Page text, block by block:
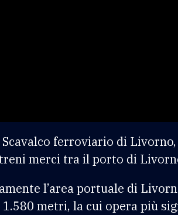
ferroviario di
merci tra il porto di
l’area portuale di
metri, la cui opera più